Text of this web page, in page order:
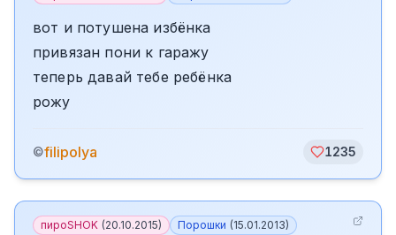
вот и потушена избёнка
привязан пони к гаражу
теперь давай тебе ребёнка
рожу
©filipolya 1235
пироSHOK (20.10.2015) Порошки (15.01.2013)